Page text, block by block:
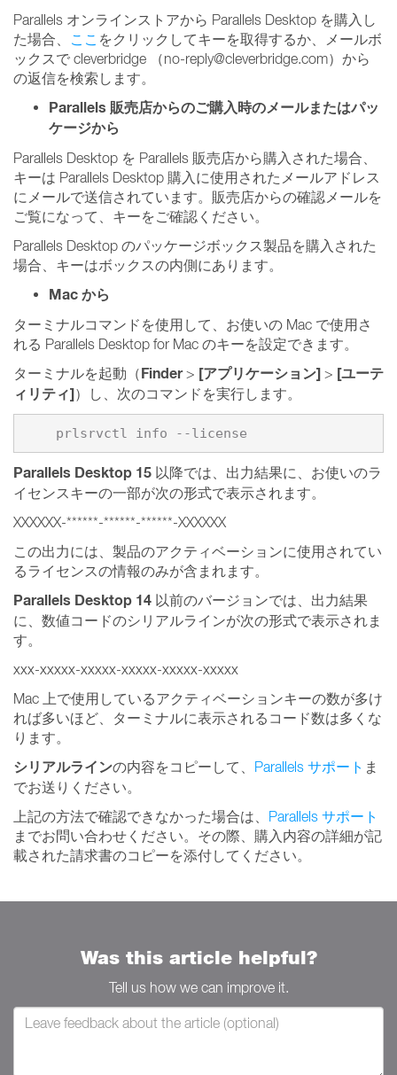
Parallels オンラインストアから Parallels Desktop を購入し
た場合、
ここ をクリックしてキーを取得するか、メールボ
ックスで cleverbridge （no-reply@cleverbridge.com）から
の返信を検索します。
Parallels 販売店からのご購入時のメールまたはパッ
ケージから
Parallels Desktop を Parallels 販売店から購入された場合、
キーは Parallels Desktop 購入に使用されたメールアドレス
にメールで送信されています。販売店からの確認メールを
ご覧になって、キーをご確認ください。
Parallels Desktop のパッケージボックス製品を購入された
場合、キーはボックスの内側にあります。
Mac から
ターミナルコマンドを使用して、お使いの Mac で使用さ
れる Parallels Desktop for Mac のキーを設定できます。
ターミナルを起動（Finder> [アプリケーション] > [ユーテ
ィリティ]）し、次のコマンドを実行します。
    prlsrvctl info --license
Parallels Desktop 15 以降では、出力結果に、お使いのラ
イセンスキーの一部が次の形式で表示されます。
XXXXXX-******-******-******-XXXXXX
この出力には、製品のアクティベーションに使用されてい
るライセンスの情報のみが含まれます。
Parallels Desktop 14 以前のバージョンでは、出力結果
に、数値コードのシリアルラインが次の形式で表示されま
す。
xxx-xxxxx-xxxxx-xxxxx-xxxxx-xxxxx
Mac 上で使用しているアクティベーションキーの数が多け
れば多いほど、ターミナルに表示されるコード数は多くな
ります。
シリアルラインの内容をコピーして、 Parallels サポート ま
でお送りください。
上記の方法で確認できなかった場合は、 Parallels サポート
までお問い合わせください。その際、購入内容の詳細が記
載された請求書のコピーを添付してください。
Was this article helpful?
Tell us how we can improve it.